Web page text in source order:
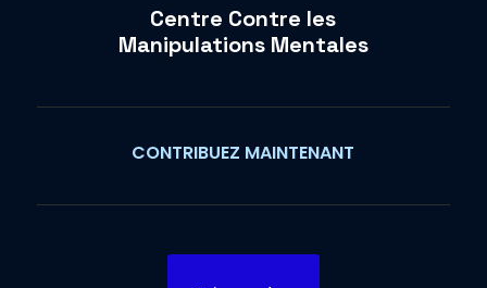
Centre Contre les
Manipulations Mentales
CONTRIBUEZ MAINTENANT